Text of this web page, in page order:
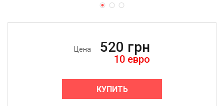
Цена 520 грн
10 евро
КУПИТЬ